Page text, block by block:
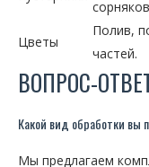
Цветы
Полив,
частей.
ВОПРОС-
Какой вид обработки вы
Мы предлагаем